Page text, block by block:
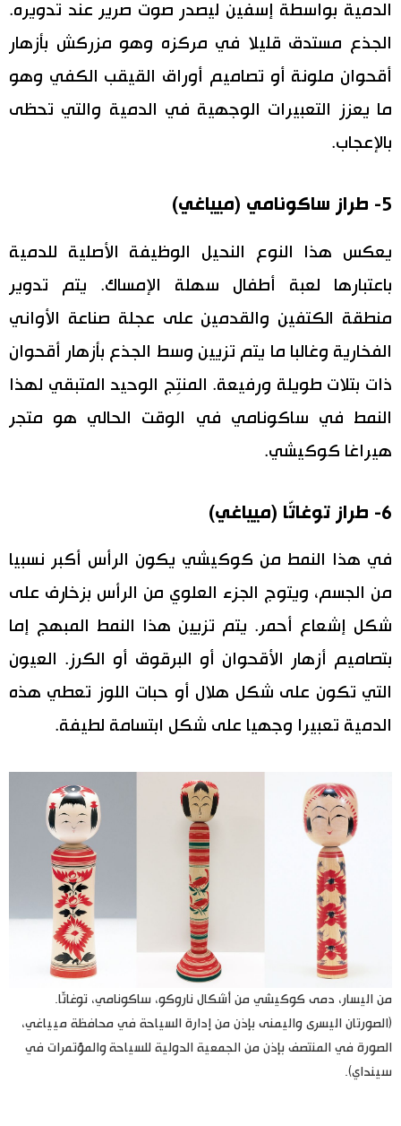
الدمية بواسطة إسفين ليصدر صوت صرير عند تدويره.
الجذع مستدق قليلا في مركزه وهو مزركش بأزهار
أقحوان ملونة أو تصاميم أوراق القيقب الكفي وهو
ما يعزز التعبيرات الوجهية في الدمية والتي تحظى
بالإعجاب.
5- طراز ساكونامي (ميياغي)
يعكس هذا النوع النحيل الوظيفة الأصلية للدمية
باعتبارها لعبة أطفال سهلة الإمساك. يتم تدوير
منطقة الكتفين والقدمين على عجلة صناعة الأواني
الفخارية وغالبا ما يتم تزيين وسط الجذع بأزهار أقحوان
ذات بتلات طويلة ورفيعة. المنتِج الوحيد المتبقي لهذا
النمط في ساكونامي في الوقت الحالي هو متجر
هيراغا كوكيشي.
6- طراز توغاتّا (ميياغي)
في هذا النمط من كوكيشي يكون الرأس أكبر نسبيا
من الجسم، ويتوج الجزء العلوي من الرأس بزخارف على
شكل إشعاع أحمر. يتم تزيين هذا النمط المبهج إما
بتصاميم أزهار الأقحوان أو البرقوق أو الكرز. العيون
التي تكون على شكل هلال أو حبات اللوز تعطي هذه
الدمية تعبيرا وجهيا على شكل ابتسامة لطيفة.
من اليسار، دمى كوكيشي من أشكال ناروكو، ساكونامي، توغاتّا.
(الصورتان اليسرى واليمنى بإذن من إدارة السياحة في محافظة ميياغي،
الصورة في المنتصف بإذن من الجمعية الدولية للسياحة والمؤتمرات في
سينداي).